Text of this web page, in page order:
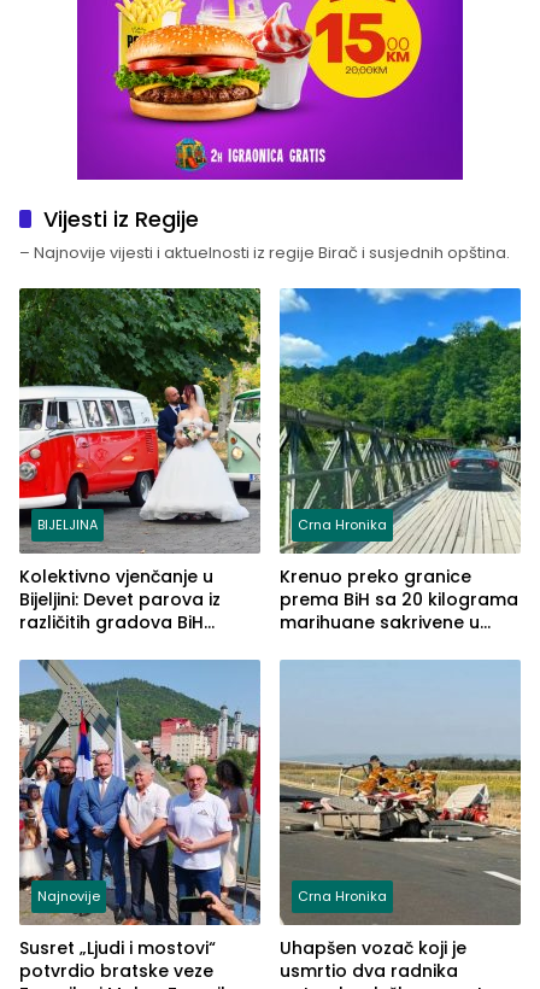
Vijesti iz Regije
– Najnovije vijesti i aktuelnosti iz regije Birač i susjednih opština.
BIJELJINA
Kolektivno vjenčanje u
Bijeljini: Devet parova iz
različitih gradova BiH
Crna Hronika
Krenuo preko granice
prema BiH sa 20 kilograma
marihuane sakrivene u
Najnovije
Susret „Ljudi i mostovi“
potvrdio bratske veze
Crna Hronika
Uhapšen vozač koji je
usmrtio dva radnika